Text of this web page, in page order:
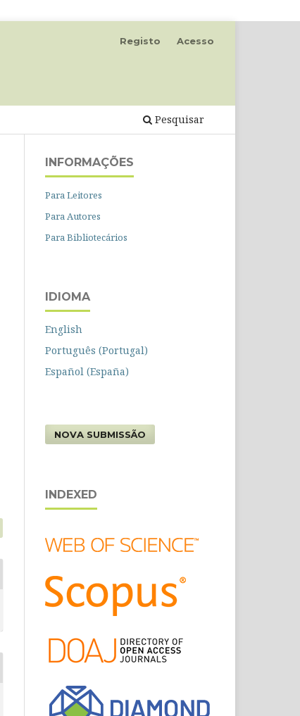
Pesquisar
Registo Acesso
INFORMAÇÕES
Para Leitores
Para Autores
Para Bibliotecários
IDIOMA
English
Português (Portugal)
Español (España)
NOVA SUBMISSÃO
INDEXED